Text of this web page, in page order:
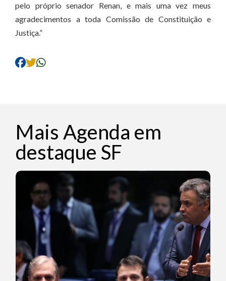
pelo próprio senador Renan, e mais uma vez meus
agradecimentos a toda Comissão de Constituição e
Justiça.”
Mais Agenda em
destaque SF